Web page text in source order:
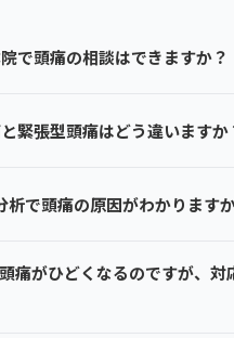
で頭痛の相談はできますか？
緊張型頭痛はどう違いますか
析で頭痛の原因がわかります
痛がひどくなるのですが、対